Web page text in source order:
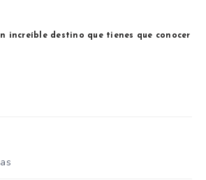
increíble destino que tienes que conocer